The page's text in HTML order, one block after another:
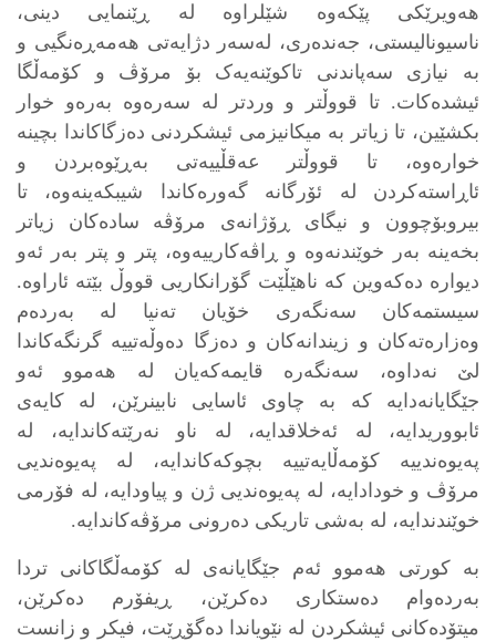
هەویرێکی پێکەوە شێلراوە لە ڕێنمایی دینی،
ناسیونالیستی، جەندەری، لەسەر دژایەتی هەمەڕەنگیی و
بە نیازی سەپاندنی تاکوێنەیەک بۆ مرۆڤ و کۆمەڵگا
ئیشدەکات. تا قووڵتر و وردتر لە سەرەوە بەرەو خوار
بکشێین، تا زیاتر بە میکانیزمی ئیشکردنی دەزگاکاندا بچینە
خوارەوە، تا قووڵتر عەقڵییەتی بەڕێوەبردن و
ئاڕاستەکردن لە ئۆرگانە گەورەکاندا شیبکەینەوە، تا
بیروبۆچوون و نیگای ڕۆژانەی مرۆڤە سادەکان زیاتر
بخەینە بەر خوێندنەوە و ڕاڤەکارییەوە، پتر و پتر بەر ئەو
دیوارە دەکەوین کە ناهێڵێت گۆرانکاریی قووڵ بێتە ئاراوە.
سیستمەکان سەنگەری خۆیان تەنیا لە بەردەم
وەزارەتەکان و زیندانەکان و دەزگا دەوڵەتییە گرنگەکاندا
لێ نەداوە، سەنگەرە قایمەکەیان لە هەموو ئەو
جێگایانەدایە کە بە چاوی ئاسایی نابینرێن، لە کایەی
ئابووریدایە، لە ئەخلاقدایە، لە ناو نەرێتەکاندایە، لە
پەیوەندییە کۆمەڵایەتییە بچوکەکاندایە، لە پەیوەندیی
مرۆڤ و خودادایە، لە پەیوەندیی ژن و پیاودایە، لە فۆرمی
خوێندندایە، لە بەشی تاریکی دەرونی مرۆڤەکاندایە.
بە کورتی هەموو ئەم جێگایانەی لە کۆمەڵگاکانی تردا
بەردەوام دەستکاری دەکرێن، ڕیفۆرم دەکرێن،
میتۆدەکانی ئیشکردن لە نێویاندا دەگۆڕێت، فیکر و زانست